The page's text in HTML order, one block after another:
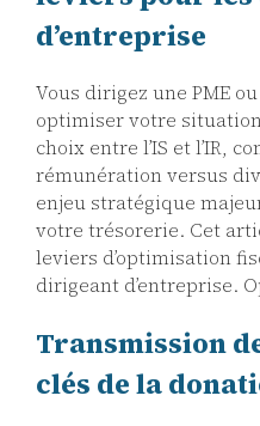
d’entreprise
Vous dirigez une PME
optimiser votre
choix entre l’IS et l’IR,
rémunération versus
enjeu stratégique
votre trésorerie. Cet
leviers d’optimisation
dirigeant d’entreprise.
Transmission
clés de la